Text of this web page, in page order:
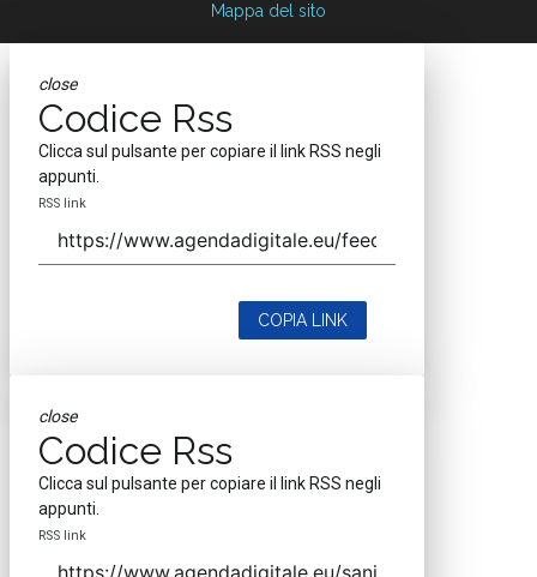
Mappa del sito
close
Codice Rss
Clicca sul pulsante per copiare il link RSS negli
appunti.
RSS link
COPIA LINK
close
Codice Rss
Clicca sul pulsante per copiare il link RSS negli
appunti.
RSS link